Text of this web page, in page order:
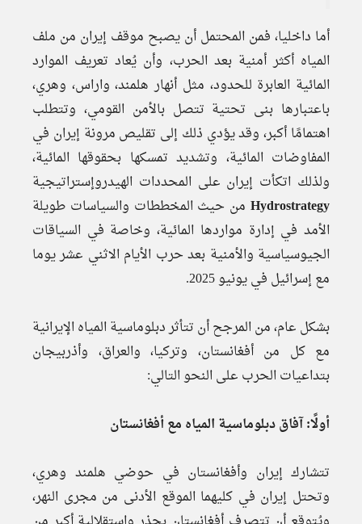
أما داخليا، فمن المحتمل أن يصبح موقف إيران من ملف
المياه أكثر أمنية بعد الحرب، وأن يُعاد تعريف الموارد
المائية العابرة للحدود، مثل أنهار هلمند، واراس، وهري،
باعتبارها بنى تحتية تتصل بالأمن القومي، وتتطلب
اهتمامًا أكبر، وقد يؤدي ذلك إلى تقليص مرونة إيران في
المفاوضات المائية، وتشديد تمسكها بحقوقها المائية،
ولذلك اتكأت إيران على المحددات الهيدروإستراتيجية
Hydrostrategy من حيث المخططات والسياسات طويلة
الأمد في إدارة مواردها المائية، وخاصة في السياقات
الجيوسياسية والأمنية بعد حرب الأيام الاثني عشر يوما
مع إسرائيل في يونيو 2025.
بشكل عام، من المرجح أن تتأثر دبلوماسية المياه الإيرانية
مع كل من أفغانستان، وتركيا، والعراق، وأذربيجان
بتداعيات الحرب على النحو التالي:
أولًا: آفاق دبلوماسية المياه مع أفغانستان
تتشارك إيران وأفغانستان في حوضي هلمند وهري،
وتحتل إيران في كليهما الموقع الأدنى من مجرى النهر،